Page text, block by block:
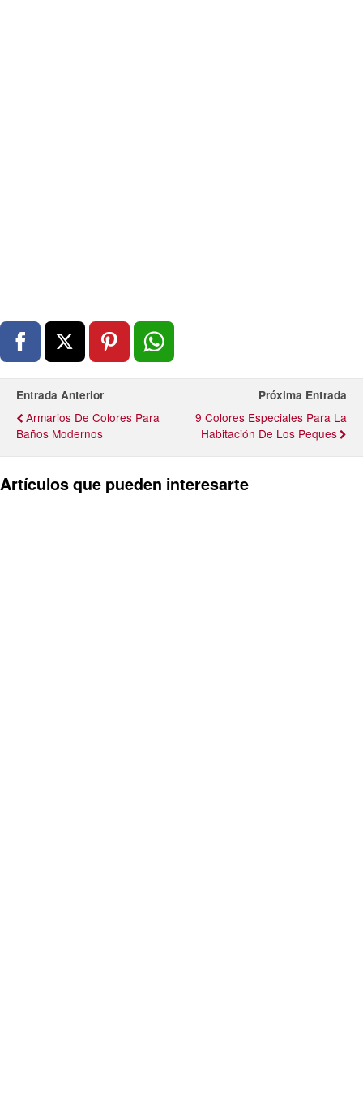
Entrada Anterior
Armarios De Colores Para
Baños Modernos
Próxima Entrada
9 Colores Especiales Para La
Habitación De Los Peques
Artículos que pueden interesarte